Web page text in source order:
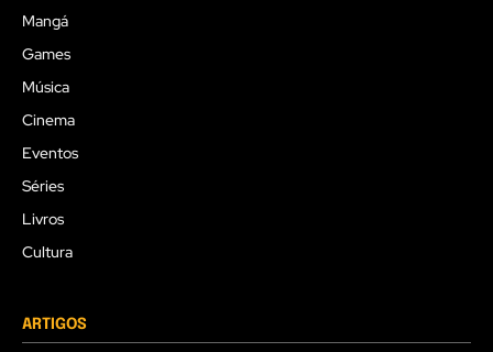
Mangá
Games
Música
Cinema
Eventos
Séries
Livros
Cultura
ARTIGOS